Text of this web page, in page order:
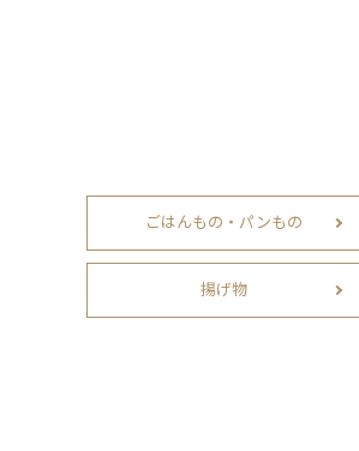
ごはんもの・パンもの
揚げ物